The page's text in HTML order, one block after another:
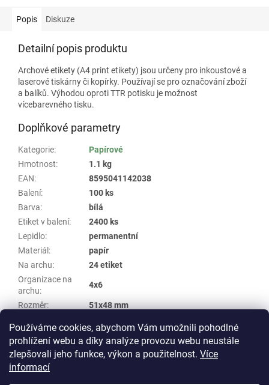
Používáme cookies, abychom Vám umožnili pohodlné
prohlížení webu a díky analýze provozu webu neustále
zlepšovali jeho funkce, výkon a použitelnost. Více
informací
Popis Diskuze
Detailní popis produktu
Archové etikety (A4 print etikety) jsou určeny pro inkoustové a
laserové tiskárny či kopírky. Používají se pro označování zboží
a balíků. Výhodou oproti TTR potisku je možnost
vícebarevného tisku.
Doplňkové parametry
Kategorie:
Papírové
Hmotnost:
1.1 kg
EAN:
8595041142038
Balení:
100 ks
Barva:
bílá
Etiket v balení:
2400 ks
Lepidlo:
permanentní
Materiál :
papír
Na archu:
24 etiket
Organizace na
archu:
4x6
Rozměr: 51x48 mm
Skupina:
WHP #472